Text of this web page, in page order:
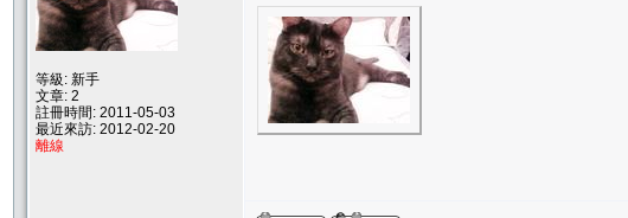
等級: 新手
文章: 2
註冊時間: 2011-05-03
最近來訪: 2012-02-20
離線